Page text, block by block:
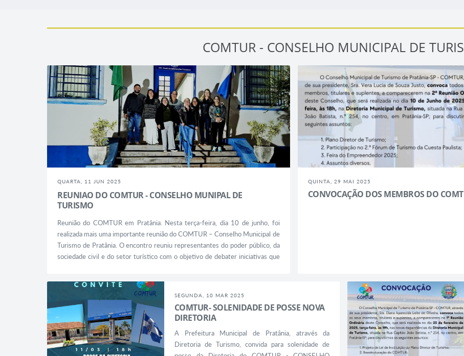
COMTUR - CONSELHO MUNICIPAL DE
QUARTA, 11 JUN 2025
REUNIAO DO COMTUR - CONSELHO MUNIPAL DE
TURISMO
Reunião do COMTUR em Pratânia. Nesta terça-feira, dia 10 de junho, foi
realizada mais uma importante reunião do COMTUR – Conselho Municipal de
Turismo de Pratânia. O encontro reuniu representantes do poder público, da
sociedade civil e do setor turístico com o objetivo de debater iniciativas que
QUINTA, 29 MAI 2025
CONVOCAÇÃO DOS MEMBROS DO
SEGUNDA, 10 MAR 2025
COMTUR- SOLENIDADE DE POSSE NOVA
DIRETORIA
A Prefeitura Municipal de Pratânia, através da
Diretoria de Turismo, convida para solenidade de